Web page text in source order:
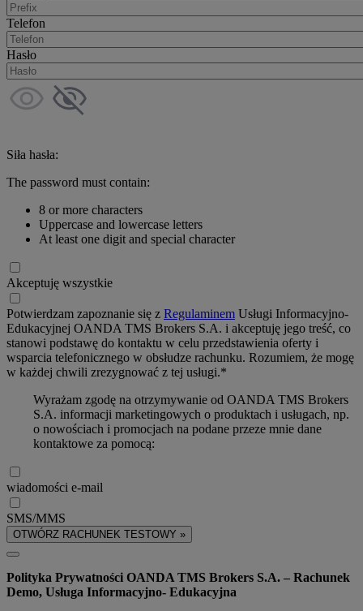
Telefon
Hasło
Siła hasła:
The password must contain:
8 or more characters
Uppercase and lowercase letters
At least one digit and special character
Akceptuję wszystkie
Potwierdzam zapoznanie się z Regulaminem Usługi Informacyjno-
Edukacyjnej OANDA TMS Brokers S.A. i akceptuję jego treść, co
stanowi podstawę do kontaktu w celu przedstawienia oferty i
wsparcia telefonicznego w obsłudze rachunku. Rozumiem, że mogę
w każdej chwili zrezygnować z tej usługi.*
Wyrażam zgodę na otrzymywanie od OANDA TMS Brokers
S.A. informacji marketingowych o produktach i usługach, np.
o nowościach i promocjach na podane przeze mnie dane
kontaktowe za pomocą:
wiadomości e-mail
SMS/MMS
OTWÓRZ RACHUNEK TESTOWY »
Polityka Prywatności OANDA TMS Brokers S.A. – Rachunek
Demo, Usługa Informacyjno- Edukacyjna